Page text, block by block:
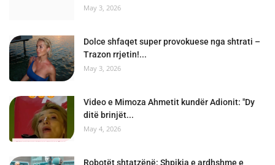
May 3, 2026
Dolce shfaqet super provokuese nga shtrati –
Trazon rrjetin!...
May 3, 2026
Video e Mimoza Ahmetit kundër Adionit: "Dy
ditë brinjët...
May 4, 2026
Robotët shtatzënë: Shpikja e ardhshme e